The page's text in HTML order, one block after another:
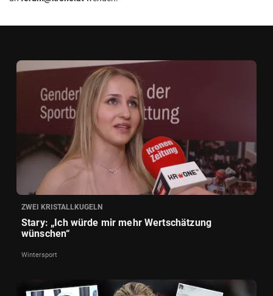
ZWEI KRISTALLKUGELN
Stary: „Ich würde mir mehr Wertschätzung
wünschen“
Wintersport